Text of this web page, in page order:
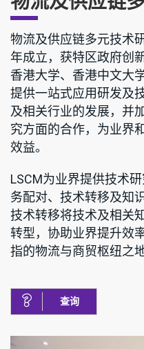
物流及供应链多元技术
年成立，获特区政府创
香港大学、香港中文大
提供一站式应用研发及
及相关行业的发展，并
究方面的合作，为业界
效益。
LSCM为业界提供技术
务配对、技术转移及知
技术转移将技术及相关
转型，协助业界提升效
指的物流与商贸枢纽之地
查询